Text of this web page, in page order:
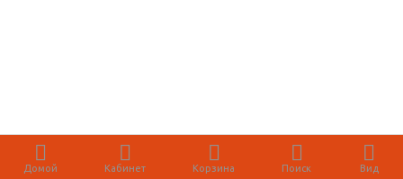
Домой Кабинет Корзина Поиск Вид